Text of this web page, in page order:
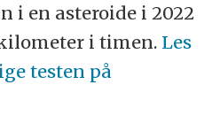
i en asteroide i 2022
i timen. Les
testen på